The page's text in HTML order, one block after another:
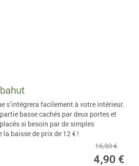
s’intégrera facilement à votre intérieur.
basse cachés par deux portes et
si besoin par de simples
baisse de prix de 12 € !
16,90 €
4,90 €